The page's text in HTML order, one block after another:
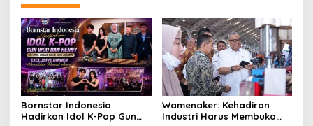
Bornstar Indonesia
Hadirkan Idol K-Pop Gun
Wamenaker: Kehadiran
Industri Harus Membuka